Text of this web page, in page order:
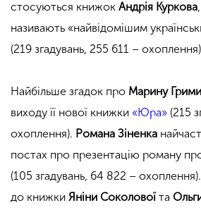
стосуються книжок Андрія Куркова
називають «найвідомішим
(219 згадувань, 255 611 –
Найбільше згадок про Марину
виходу її нової книжки «Юра» (215
охоплення). Романа Зіненка
постах про презентацію роману про
(105 згадувань, 64 822 –
до книжки Яніни Соколовоїта